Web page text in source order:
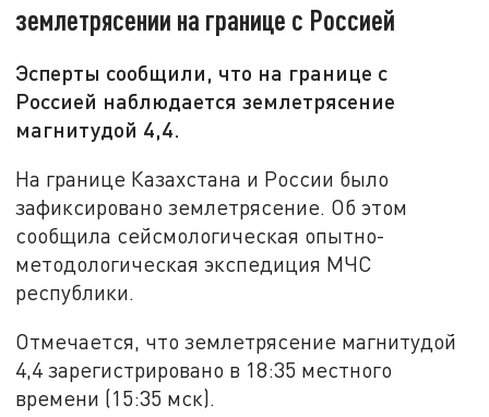
землетрясении на границе с Россией
Эсперты сообщили, что на границе с
Россией наблюдается землетрясение
магнитудой 4,4.
На границе Казахстана и России было
зафиксировано землетрясение. Об этом
сообщила сейсмологическая опытно-
методологическая экспедиция МЧС
республики.
Отмечается, что землетрясение магнитудой
4,4 зарегистрировано в 18:35 местного
времени (15:35 мск).